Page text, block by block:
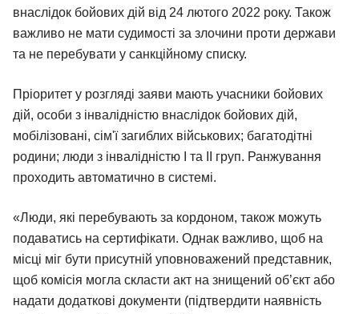
внаслідок бойових дій від 24 лютого 2022 року. Також
важливо не мати судимості за злочини проти держави
та не перебувати у санкційному списку.
Пріоритет у розгляді заяви мають учасники бойових
дій, особи з інвалідністю внаслідок бойових дій,
мобілізовані, сім'ї загиблих військових; багатодітні
родини; люди з інвалідністю I та II груп. Ранжування
проходить автоматично в системі.
«Люди, які перебувають за кордоном, також можуть
подаватись на сертифікати. Однак важливо, щоб на
місці міг бути присутній уповноважений представник,
щоб комісія могла скласти акт на знищений об’єкт або
надати додаткові документи (підтвердити наявність